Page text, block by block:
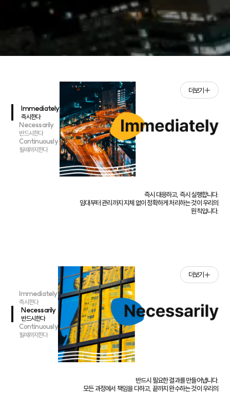
Immediately
즉시한다
Necessarily
반드시한다
Continuously
될때까지한다
즉시 대응하고, 즉시 실행합니다.
임대부터 관리까지 지체 없이 정확하게 처리하는 것이 우리의
원칙입니다.
더보기
Immediately
즉시한다
Necessarily
반드시한다
Continuously
될때까지한다
반드시 필요한 결과를 만들어냅니다.
모든 과정에서 책임을 다하고, 끝까지 완수하는 것이 우리의
더보기